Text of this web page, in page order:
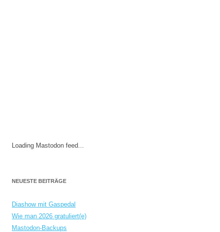
Loading Mastodon feed...
NEUESTE BEITRÄGE
Diashow mit Gaspedal
Wie man 2026 gratuliert(e)
Mastodon-Backups